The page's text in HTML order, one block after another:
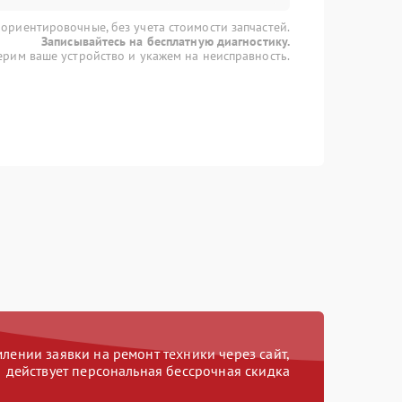
без учета стоимости запчастей.
Записывайтесь на бесплатную диагностику.
ваше устройство и укажем на неисправность.
заявки на ремонт техники через сайт,
действует персональная бессрочная скидка